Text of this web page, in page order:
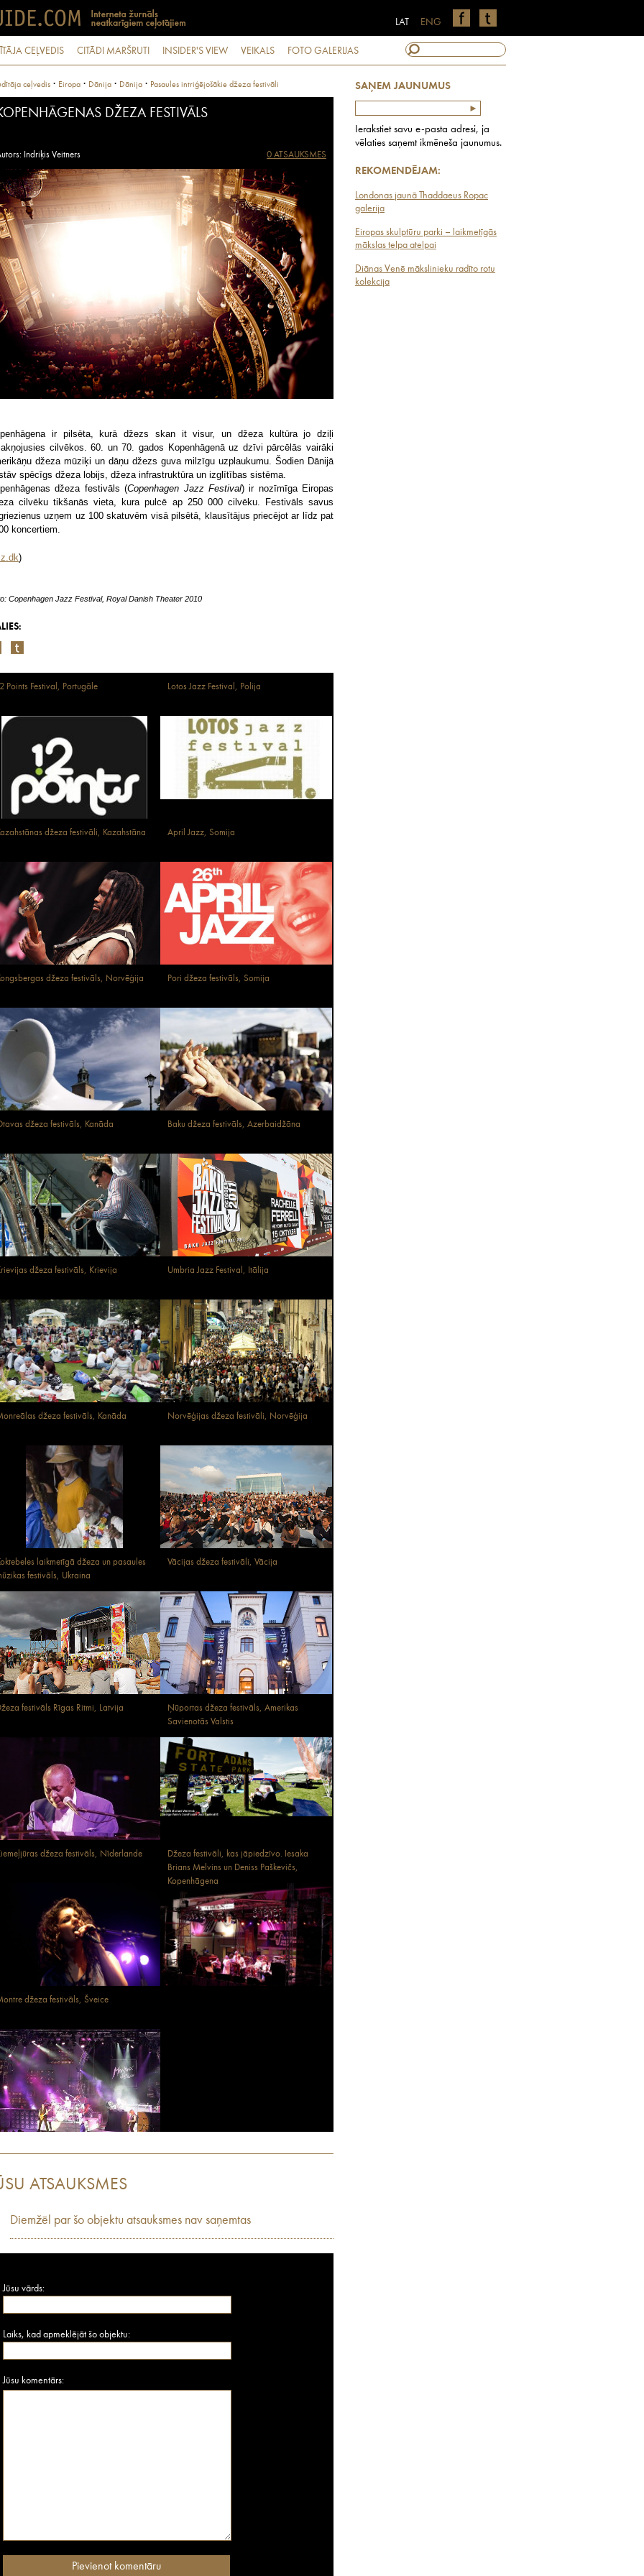
ENG
LAT
CEĻVEDIS CITĀDI MARŠRUTI INSIDER'S VIEW VEIKALS FOTO GALERIJAS
SAŅEM JAUNUMUS
Ierakstiet savu e-pasta adresi, ja
vēlaties saņemt ikmēneša jaunumus.
REKOMENDĒJAM:
Londonas jaunā Thaddaeus Ropac
galerija
Eiropas skulptūru parki – laikmetīgās
mākslas telpa atelpai
Diānas Venē mākslinieku radīto rotu
kolekcija
ceļvedis · Eiropa · Dānija · Dānija · Pasaules intriģējošākie džeza festivāli
DŽEZA FESTIVĀLS
Indriķis Veitners 0 ATSAUKSMES
ir pilsēta, kurā džezs skan it visur, un džeza kultūra jo dziļi
cilvēkos. 60. un 70. gados Kopenhāgenā uz dzīvi pārcēlās vairāki
džeza mūziķi un dāņu džezs guva milzīgu uzplaukumu. Šodien Dānijā
spēcīgs džeza lobijs, džeza infrastruktūra un izglītības sistēma.
džeza festivāls (Copenhagen Jazz Festival) ir nozīmīga Eiropas
cilvēku tikšanās vieta, kura pulcē ap 250 000 cilvēku. Festivāls savus
uzņem uz 100 skatuvēm visā pilsētā, klausītājus priecējot ar līdz pat
koncertiem.
)
Copenhagen Jazz Festival, Royal Danish Theater 2010
Points Festival, Portugāle Lotos Jazz Festival, Polija
džeza festivāli, Kazahstāna April Jazz, Somija
džeza festivāls, Norvēģija Pori džeza festivāls, Somija
džeza festivāls, Kanāda Baku džeza festivāls, Azerbaidžāna
džeza festivāls, Krievija Umbria Jazz Festival, Itālija
džeza festivāls, Kanāda Norvēģijas džeza festivāli, Norvēģija
laikmetīgā džeza un pasaules
festivāls, Ukraina
Vācijas džeza festivāli, Vācija
festivāls Rīgas Ritmi, Latvija
Ņūportas džeza festivāls, Amerikas
Savienotās Valstis
džeza festivāls, Nīderlande
Džeza festivāli, kas jāpiedzīvo. Iesaka
Brians Melvins un Deniss Paškevičs,
Kopenhāgena
džeza festivāls, Šveice
ATSAUKSMES
Diemžēl par šo objektu atsauksmes nav saņemtas
Jūsu vārds:
Laiks, kad apmeklējāt šo objektu:
Jūsu komentārs: